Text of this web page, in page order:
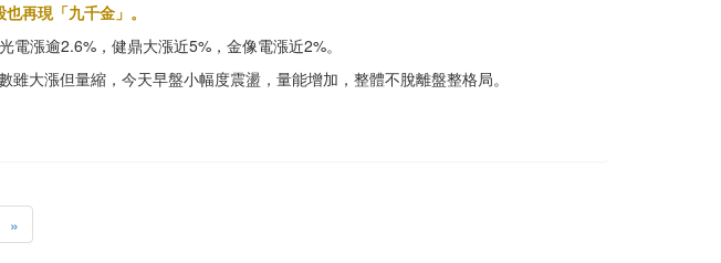
再現「九千金」。
漲逾2.6%，健鼎大漲近5%，金像電漲近2%。
大漲但量縮，今天早盤小幅度震盪，量能增加，整體不脫離盤整格局。
»